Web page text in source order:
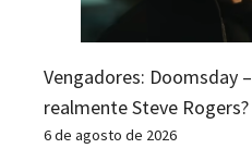
Vengadores: Doomsday
realmente Steve Rogers?
6 de agosto de 2026